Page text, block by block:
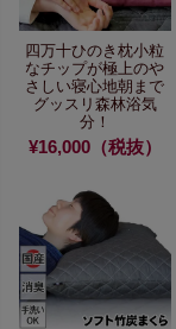
四万十ひのき枕小粒
なチップが極上のや
さしい寝心地朝まで
グッスリ森林浴気
分！
¥16,000（税抜）